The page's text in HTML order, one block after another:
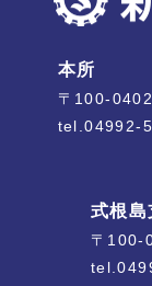
本所
〒100-
tel.04992-
式根島
〒100-